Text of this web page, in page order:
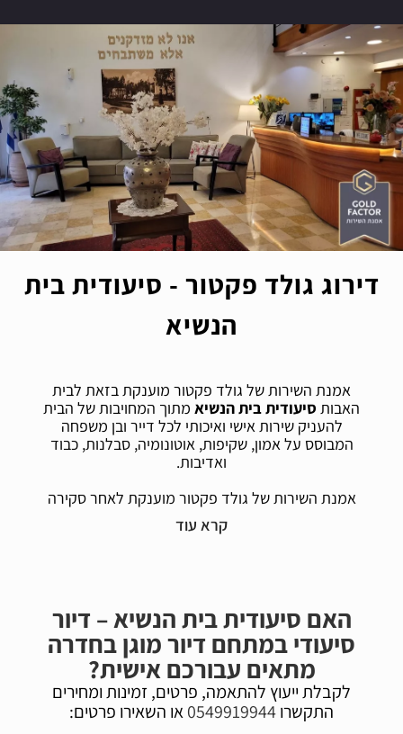
דירוג גולד פקטור - סיעודית בית
הנשיא
אמנת השירות של גולד פקטור מוענקת בזאת לבית
האבות סיעודית בית הנשיא מתוך המחויבות של הבית
להעניק שירות אישי ואיכותי לכל דייר ובן משפחה
המבוסס על אמון, שקיפות, אוטונומיה, סבלנות, כבוד
ואדיבות.
אמנת השירות של גולד פקטור מוענקת לאחר סקירה
מקצועית וקפדנית של הבית והבטחת איכות במדדי
השירות והטיפול.
האם סיעודית בית הנשיא – דיור
סיעודי במתחם דיור מוגן בחדרה
מתאים עבורכם אישית?
לקבלת ייעוץ להתאמה, פרטים, זמינות ומחירים
התקשרו0549919944או השאירו פרטים: